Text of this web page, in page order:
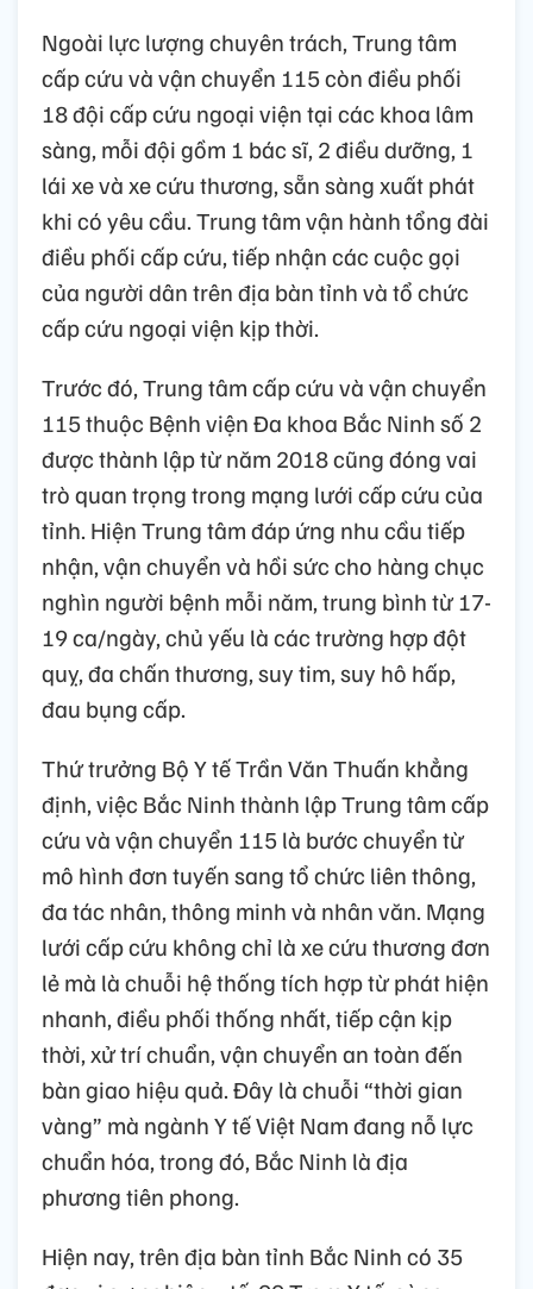
Ngoài lực lượng chuyên trách, Trung tâm
cấp cứu và vận chuyển 115 còn điều phối
18 đội cấp cứu ngoại viện tại các khoa lâm
sàng, mỗi đội gồm 1 bác sĩ, 2 điều dưỡng, 1
lái xe và xe cứu thương, sẵn sàng xuất phát
khi có yêu cầu. Trung tâm vận hành tổng đài
điều phối cấp cứu, tiếp nhận các cuộc gọi
của người dân trên địa bàn tỉnh và tổ chức
cấp cứu ngoại viện kịp thời.
Trước đó, Trung tâm cấp cứu và vận chuyển
115 thuộc Bệnh viện Đa khoa Bắc Ninh số 2
được thành lập từ năm 2018 cũng đóng vai
trò quan trọng trong mạng lưới cấp cứu của
tỉnh. Hiện Trung tâm đáp ứng nhu cầu tiếp
nhận, vận chuyển và hồi sức cho hàng chục
nghìn người bệnh mỗi năm, trung bình từ 17-
19 ca/ngày, chủ yếu là các trường hợp đột
quỵ, đa chấn thương, suy tim, suy hô hấp,
đau bụng cấp.
Thứ trưởng Bộ Y tế Trần Văn Thuấn khẳng
định, việc Bắc Ninh thành lập Trung tâm cấp
cứu và vận chuyển 115 là bước chuyển từ
mô hình đơn tuyến sang tổ chức liên thông,
đa tác nhân, thông minh và nhân văn. Mạng
lưới cấp cứu không chỉ là xe cứu thương đơn
lẻ mà là chuỗi hệ thống tích hợp từ phát hiện
nhanh, điều phối thống nhất, tiếp cận kịp
thời, xử trí chuẩn, vận chuyển an toàn đến
bàn giao hiệu quả. Đây là chuỗi “thời gian
vàng” mà ngành Y tế Việt Nam đang nỗ lực
chuẩn hóa, trong đó, Bắc Ninh là địa
phương tiên phong.
Hiện nay, trên địa bàn tỉnh Bắc Ninh có 35